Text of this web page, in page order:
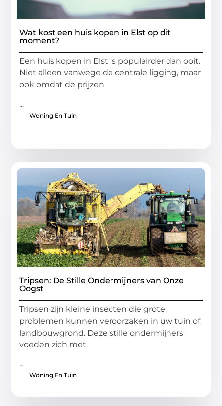
Wat kost een huis kopen in Elst op dit
moment?
Een huis kopen in Elst is populairder dan ooit.
Niet alleen vanwege de centrale ligging, maar
ook omdat de prijzen
...
Woning En Tuin
Tripsen: De Stille Ondermijners van Onze
Oogst
Tripsen zijn kleine insecten die grote
problemen kunnen veroorzaken in uw tuin of
landbouwgrond. Deze stille ondermijners
voeden zich met
...
Woning En Tuin